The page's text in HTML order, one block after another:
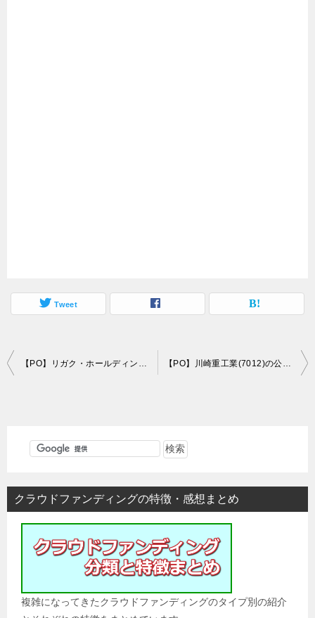
Tweet
投
シ
【PO】リガク・ホールディングス(268A)の公募増資・売出し情報 【PO】川崎重工業(7012)の公募増資・売出し情報
クラウドファンディングの特徴・感想まとめ
複雑になってきたクラウドファンディングのタイプ別の紹介